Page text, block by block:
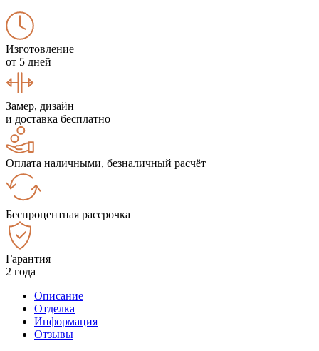
Изготовление
от 5 дней
Замер, дизайн
и доставка бесплатно
Оплата наличными, безналичный расчёт
Беспроцентная рассрочка
Гарантия
2 года
Описание
Отделка
Информация
Отзывы